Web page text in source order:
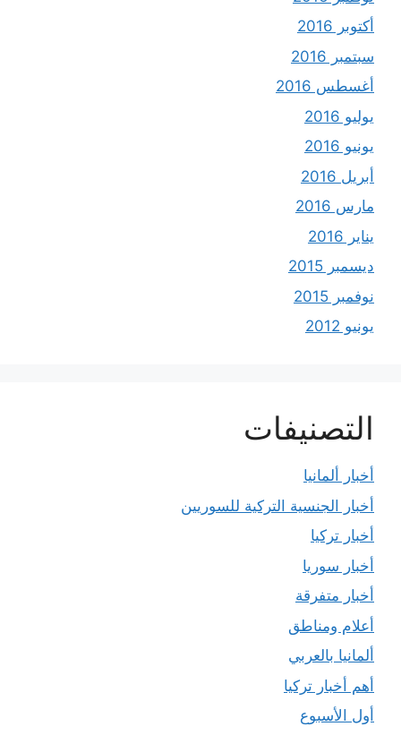
أكتوبر 2016
سبتمبر 2016
أغسطس 2016
يوليو 2016
يونيو 2016
أبريل 2016
مارس 2016
يناير 2016
ديسمبر 2015
نوفمبر 2015
يونيو 2012
التصنيفات
أخبار ألمانيا
أخبار الجنسية التركية للسوريين
أخبار تركيا
أخبار سوريا
أخبار متفرقة
أعلام ومناطق
ألمانيا بالعربي
أهم أخبار تركيا
أول الأسبوع